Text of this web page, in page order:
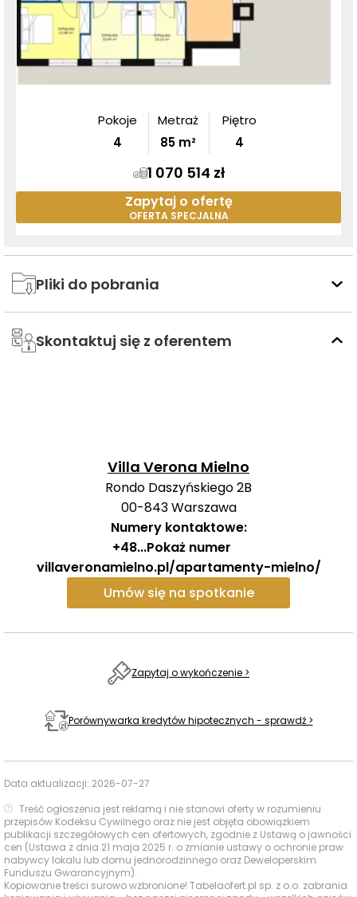
Pokoje
4
Metraż
85 m²
Piętro
4
1 070 514 zł
Zapytaj o ofertę
OFERTA SPECJALNA
Pliki do pobrania
Skontaktuj się z oferentem
Villa Verona Mielno
Rondo Daszyńskiego 2B
00-843Warszawa
Numery kontaktowe:
+48...Pokaż numer
villaveronamielno.pl/apartamenty-mielno/
Umów się na spotkanie
Zapytaj o wykończenie >
Porównywarka kredytów hipotecznych - sprawdź >
Data aktualizacji: 2026-07-27
Treść ogłoszenia jest reklamą i nie stanowi oferty w rozumieniu
przepisów Kodeksu Cywilnego oraz nie jest objęta obowiązkiem
publikacji szczegółowych cen ofertowych, zgodnie z Ustawą o jawności
cen (Ustawa z dnia 21 maja 2025 r. o zmianie ustawy o ochronie praw
nabywcy lokalu lub domu jednorodzinnego oraz Deweloperskim
Funduszu Gwarancyjnym).
Kopiowanie treści surowo wzbronione! Tabelaofert.pl sp. z o.o. zabrania